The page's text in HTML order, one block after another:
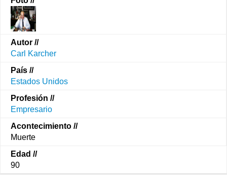
Carl Karcher
Estados Unidos
Empresario
Muerte
90